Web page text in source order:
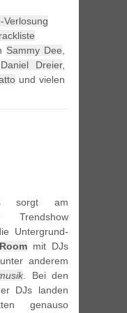
Verlosung
Sammy Dee,
Daniel Dreier,
und vielen
sorgt am
Untergrund-
mit DJs
anderem
. Bei den
DJs landen
genauso